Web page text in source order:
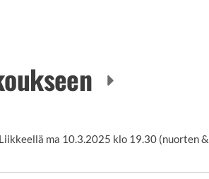
ma 10.3.2025 klo 19.30 (nuorten &